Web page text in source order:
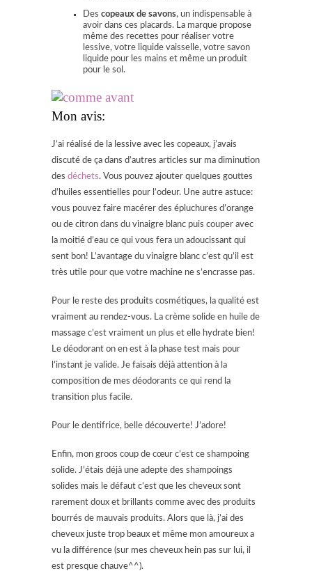
Des copeaux de savons, un indispensable à
avoir dans ces placards. La marque propose
même des recettes pour réaliser votre
lessive, votre liquide vaisselle, votre savon
liquide pour les mains et même un produit
pour le sol.
Mon avis:
J’ai réalisé de la lessive avec les copeaux, j’avais
discuté de ça dans d’autres articles sur ma diminution
des déchets. Vous pouvez ajouter quelques gouttes
d’huiles essentielles pour l’odeur. Une autre astuce:
vous pouvez faire macérer des épluchures d’orange
ou de citron dans du vinaigre blanc puis couper avec
la moitié d’eau ce qui vous fera un adoucissant qui
sent bon! L’avantage du vinaigre blanc c’est qu’il est
très utile pour que votre machine ne s’encrasse pas.
Pour le reste des produits cosmétiques, la qualité est
vraiment au rendez-vous. La crème solide en huile de
massage c’est vraiment un plus et elle hydrate bien!
Le déodorant on en est à la phase test mais pour
l’instant je valide. Je faisais déjà attention à la
composition de mes déodorants ce qui rend la
transition plus facile.
Pour le dentifrice, belle découverte! J’adore!
Enfin, mon groos coup de cœur c’est ce shampoing
solide. J’étais déjà une adepte des shampoings
solides mais le défaut c’est que les cheveux sont
rarement doux et brillants comme avec des produits
bourrés de mauvais produits. Alors que là, j’ai des
cheveux juste trop beaux et même mon amoureux a
vu la différence (sur mes cheveux hein pas sur lui, il
est presque chauve^^).